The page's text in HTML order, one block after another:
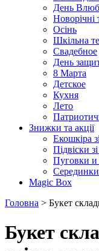
День
Новорічні
Осінь
Шкільна
Свадебное
День
8 Марта
Детское
Кухня
Лето
Знижки та акції
Екошкіра
Підвіски
Пуговки
Magic Box
Головна > Букет
Букет